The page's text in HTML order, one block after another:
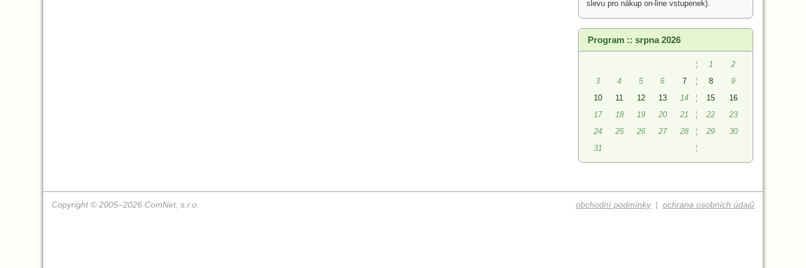
slevu pro nákup on-line vstupenek).
Program :: srpna 2026
¦ 1
2
3
4 5 6 7 ¦ 8
9
10
11 12 13 14 ¦ 15
16
17
18 19 20 21 ¦ 22
23
24
25 26 27 28 ¦ 29
30
31
¦
obchodní podmínky|ochrana osobních údajů
Copyright © 2005–2026 ComNet, s.r.o.